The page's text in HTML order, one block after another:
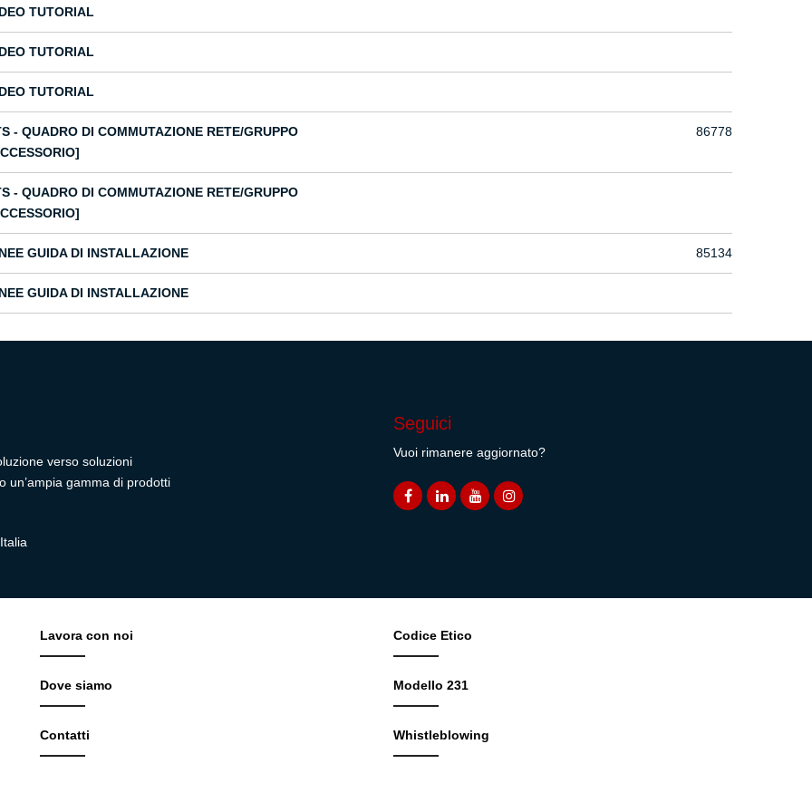
TUTORIAL
TUTORIAL
TUTORIAL
- QUADRO DI COMMUTAZIONE RETE/GRUPPO
86778
- QUADRO DI COMMUTAZIONE RETE/GRUPPO
GUIDA DI INSTALLAZIONE 85134
GUIDA DI INSTALLAZIONE
verso soluzioni
un’ampia gamma di prodotti
Seguici
Vuoi rimanere aggiornato?
Lavora con noi
Dove siamo
Contatti
Codice Etico
Modello 231
Whistleblowing